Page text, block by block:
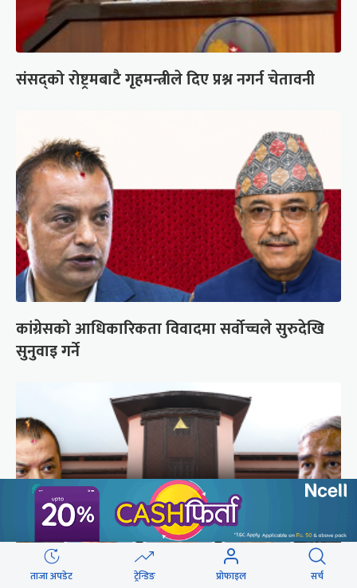
संसद्को रोष्ट्रमबाटै गृहमन्त्रीले दिए प्रश्न नगर्न चेतावनी
कांग्रेसको आधिकारिकता विवादमा सर्वोच्चले सुरुदेखि
सुनुवाइ गर्ने
ताजा अपडेट ट्रेन्डिङ प्रोफाइल सर्च